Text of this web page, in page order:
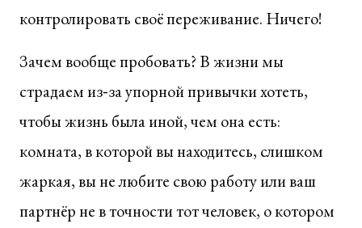
контролировать своё переживание. Ничего!
Зачем вообще пробовать? В жизни мы
страдаем из‑за упорной привычки хотеть,
чтобы жизнь была иной, чем она есть:
комната, в которой вы находитесь, слишком
жаркая, вы не любите свою работу или ваш
партнёр не в точности тот человек, о котором